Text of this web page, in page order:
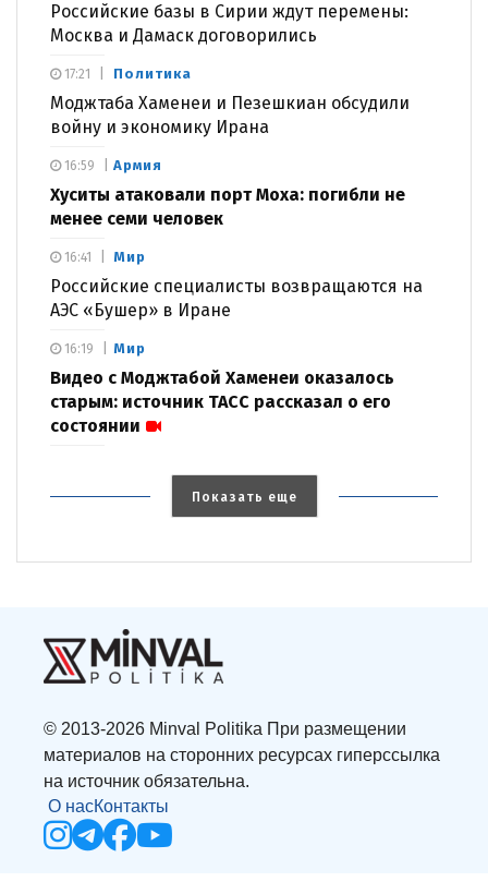
Российские базы в Сирии ждут перемены:
Москва и Дамаск договорились
Политика
Моджтаба Хаменеи и Пезешкиан обсудили
войну и экономику Ирана
17:21
Армия
Хуситы атаковали порт Моха: погибли не
менее семи человек
16:59
Мир
Российские специалисты возвращаются на
АЭС «Бушер» в Иране
16:41
Мир
Видео с Моджтабой Хаменеи оказалось
старым: источник ТАСС рассказал о его
состоянии
16:19
Показать еще
© 2013-2026 Minval Politika При размещении
материалов на сторонних ресурсах гиперссылка
на источник обязательна.
О насКонтакты